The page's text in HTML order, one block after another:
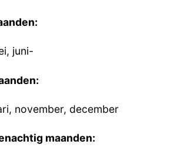
:
juni-
:
november, december
maanden: